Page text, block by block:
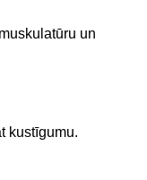
un
kustīgumu.